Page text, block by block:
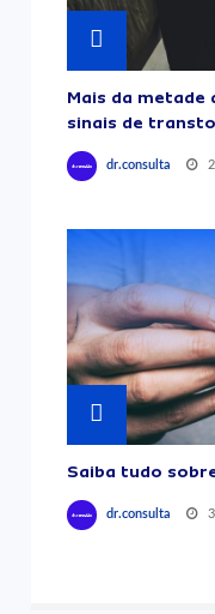
Mais da
sinais de
dr.consulta
Saiba tudo
dr.consulta